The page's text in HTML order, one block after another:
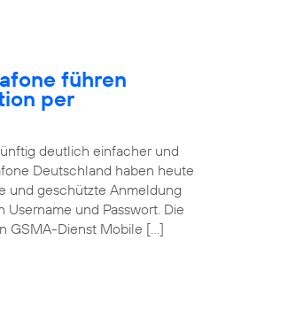
führen
per
deutlich einfacher und
Deutschland haben heute
und geschützte Anmeldung
und Passwort. Die
GSMA-Dienst Mobile […]